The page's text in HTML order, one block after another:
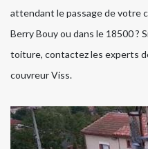
attendant le passage de votre
Berry Bouy ou dans le 18500 ?
toiture, contactez les experts
couvreur Viss.